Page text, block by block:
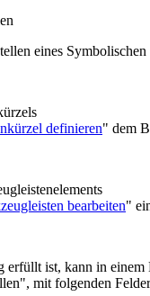
eines
definieren" dem
bearbeiten"
erfüllt ist, kann in
mit folgenden